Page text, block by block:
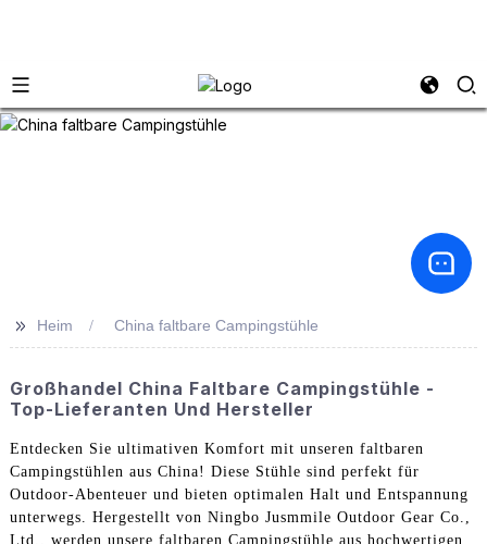
>> Heim China faltbare Campingstühle
Großhandel China Faltbare Campingstühle -
Top-Lieferanten Und Hersteller
Entdecken Sie ultimativen Komfort mit unseren faltbaren
Campingstühlen aus China! Diese Stühle sind perfekt für
Outdoor-Abenteuer und bieten optimalen Halt und Entspannung
unterwegs. Hergestellt von Ningbo Jusmmile Outdoor Gear Co.,
Ltd., werden unsere faltbaren Campingstühle aus hochwertigen